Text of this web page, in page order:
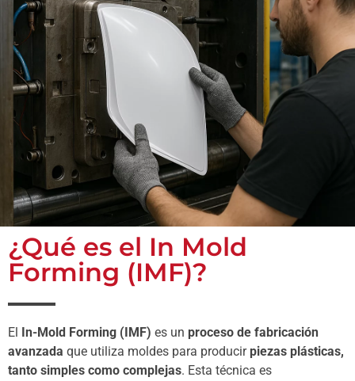
¿Qué es el In Mold
Forming (IMF)?
El In-Mold Forming (IMF) es un proceso de fabricación
avanzada que utiliza moldes para producirpiezas plásticas,
tanto simples como complejas. Esta técnica es